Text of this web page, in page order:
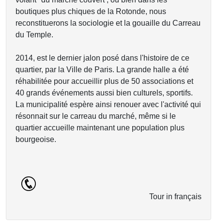
boutiques plus chiques de la Rotonde, nous
reconstituerons la sociologie et la gouaille du Carreau
du Temple.
2014, est le dernier jalon posé dans l'histoire de ce
quartier, par la Ville de Paris. La grande halle a été
réhabilitée pour accueillir plus de 50 associations et
40 grands événements aussi bien culturels, sportifs.
La municipalité espère ainsi renouer avec l'activité qui
résonnait sur le carreau du marché, même si le
quartier accueille maintenant une population plus
bourgeoise.
Tour in français